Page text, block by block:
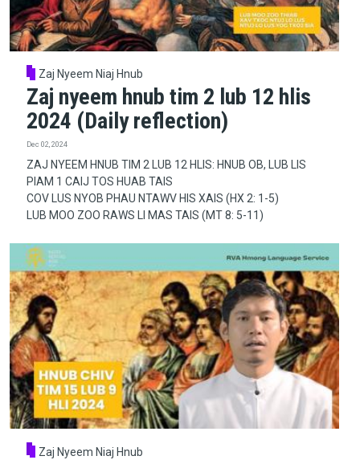
Zaj Nyeem Niaj Hnub
Zaj nyeem hnub tim 2 lub 12 hlis
2024 (Daily reflection)
Dec 02, 2024
ZAJ NYEEM HNUB TIM 2 LUB 12 HLIS: HNUB OB, LUB LIS
PIAM 1 CAIJ TOS HUAB TAIS
COV LUS NYOB PHAU NTAWV HIS XAIS (HX 2: 1-5)
LUB MOO ZOO RAWS LI MAS TAIS (MT 8: 5-11)
Zaj Nyeem Niaj Hnub